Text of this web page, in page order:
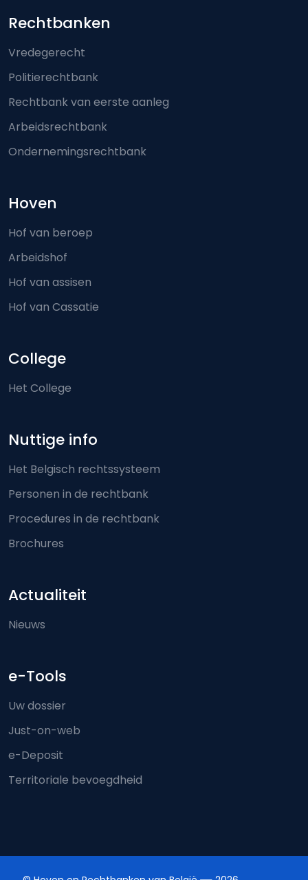
Footer-menu
Rechtbanken
Vredegerecht
Politierechtbank
Rechtbank van eerste aanleg
Arbeidsrechtbank
Ondernemingsrechtbank
Hoven
Hof van beroep
Arbeidshof
Hof van assisen
Hof van Cassatie
College
Het College
Nuttige info
Het Belgisch rechtssysteem
Personen in de rechtbank
Procedures in de rechtbank
Brochures
Actualiteit
Nieuws
e-Tools
Uw dossier
Just-on-web
e-Deposit
Territoriale bevoegdheid